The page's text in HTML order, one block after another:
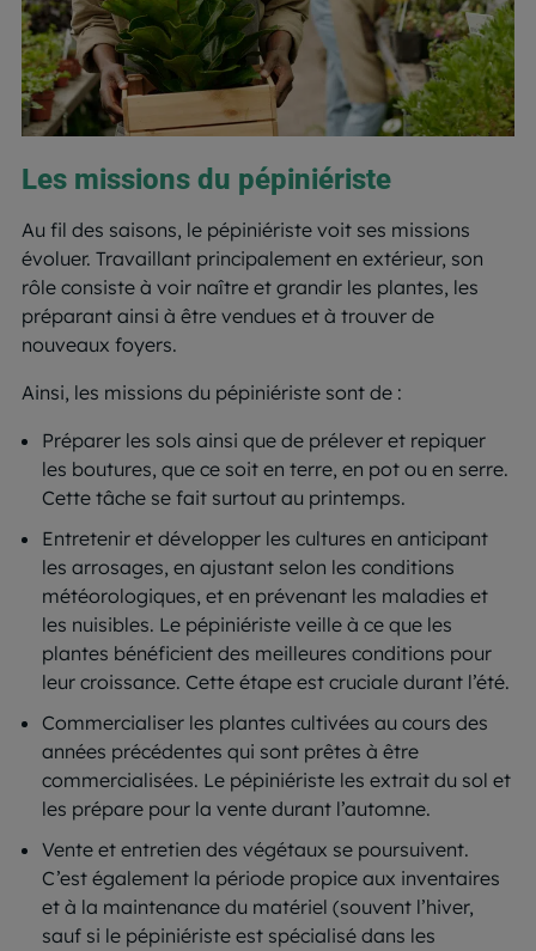
Les missions du pépiniériste
Au fil des saisons, le pépiniériste voit ses missions
évoluer. Travaillant principalement en extérieur, son
rôle consiste à voir naître et grandir les plantes, les
préparant ainsi à être vendues et à trouver de
nouveaux foyers.
Ainsi, les missions du pépiniériste sont de :
Préparer les sols ainsi que de prélever et repiquer
les boutures, que ce soit en terre, en pot ou en serre.
Cette tâche se fait surtout au printemps.
Entretenir et développer les cultures en anticipant
les arrosages, en ajustant selon les conditions
météorologiques, et en prévenant les maladies et
les nuisibles. Le pépiniériste veille à ce que les
plantes bénéficient des meilleures conditions pour
leur croissance. Cette étape est cruciale durant l’été.
Commercialiser les plantes cultivées au cours des
années précédentes qui sont prêtes à être
commercialisées. Le pépiniériste les extrait du sol et
les prépare pour la vente durant l’automne.
Vente et entretien des végétaux se poursuivent.
C’est également la période propice aux inventaires
et à la maintenance du matériel (souvent l’hiver,
sauf si le pépiniériste est spécialisé dans les